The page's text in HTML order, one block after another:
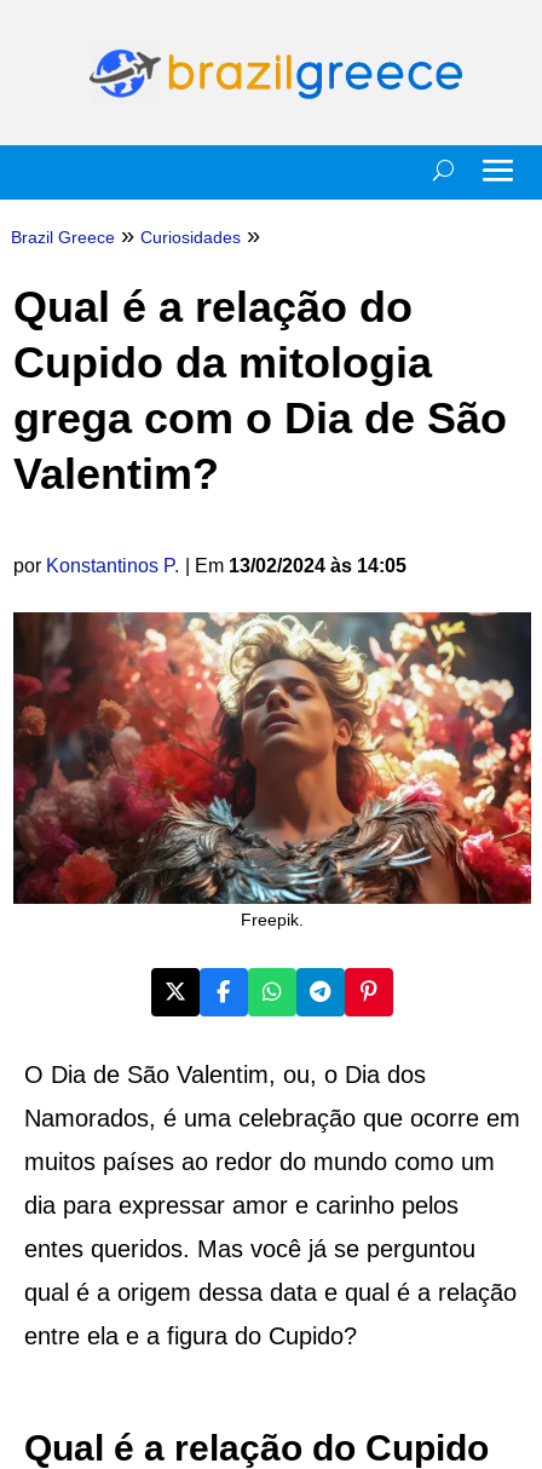
Brazil Greece » Curiosidades »
Qual é a relação do
Cupido da mitologia
grega com o Dia de São
Valentim?
por Konstantinos P. | Em 13/02/2024 às 14:05
Freepik.
O Dia de São Valentim, ou, o Dia dos
Namorados, é uma celebração que ocorre em
muitos países ao redor do mundo como um
dia para expressar amor e carinho pelos
entes queridos. Mas você já se perguntou
qual é a origem dessa data e qual é a relação
entre ela e a figura do Cupido?
Qual é a relação do Cupido